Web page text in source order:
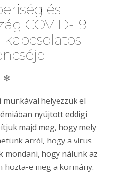
és
COVID-19
✻
helyezzük el
nyújtott eddigi
majd meg, hogy mely
arról, hogy a vírus
mondani, hogy nálunk az
hozta-e meg a kormány.